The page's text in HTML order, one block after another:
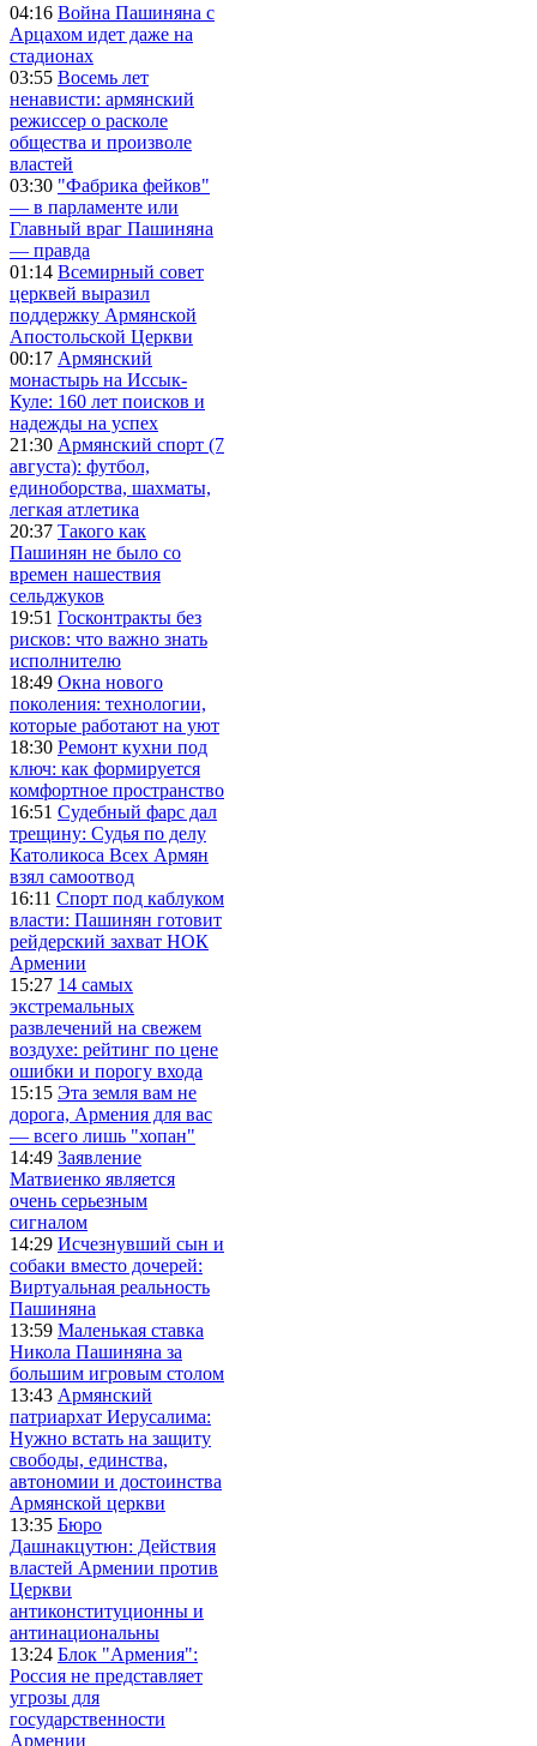
04:16 Война Пашиняна с
Арцахом идет даже на
стадионах
03:55 Восемь лет
ненависти: армянский
режиссер о расколе
общества и произволе
властей
03:30 "Фабрика фейков"
— в парламенте или
Главный враг Пашиняна
— правда
01:14 Всемирный совет
церквей выразил
поддержку Армянской
Апостольской Церкви
00:17 Армянский
монастырь на Иссык-
Куле: 160 лет поисков и
надежды на успех
21:30 Армянский спорт (7
августа): футбол,
единоборства, шахматы,
легкая атлетика
20:37 Такого как
Пашинян не было со
времен нашествия
сельджуков
19:51 Госконтракты без
рисков: что важно знать
исполнителю
18:49 Окна нового
поколения: технологии,
которые работают на уют
18:30 Ремонт кухни под
ключ: как формируется
комфортное пространство
16:51 Судебный фарс дал
трещину: Судья по делу
Католикоса Всех Армян
взял самоотвод
16:11 Спорт под каблуком
власти: Пашинян готовит
рейдерский захват НОК
Армении
15:27 14 самых
экстремальных
развлечений на свежем
воздухе: рейтинг по цене
ошибки и порогу входа
15:15 Эта земля вам не
дорога, Армения для вас
— всего лишь "хопан"
14:49 Заявление
Матвиенко является
очень серьезным
сигналом
14:29 Исчезнувший сын и
собаки вместо дочерей:
Виртуальная реальность
Пашиняна
13:59 Маленькая ставка
Никола Пашиняна за
большим игровым столом
13:43 Армянский
патриархат Иерусалима:
Нужно встать на защиту
свободы, единства,
автономии и достоинства
Армянской церкви
13:35 Бюро
Дашнакцутюн: Действия
властей Армении против
Церкви
антиконституционны и
антинациональны
13:24 Блок "Армения":
Россия не представляет
угрозы для
государственности
Армении